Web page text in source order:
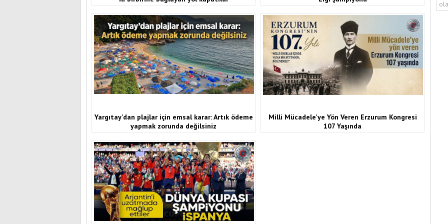
Yargıtay’dan plajlar için emsal karar: Artık ödeme
yapmak zorunda değilsiniz
Milli Mücadele'ye Yön Veren Erzurum Kongresi
107 Yaşında